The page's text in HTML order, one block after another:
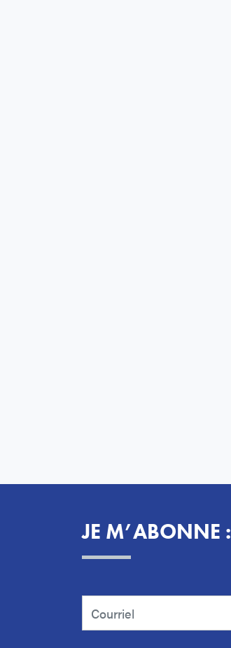
JE M’ABONNE :